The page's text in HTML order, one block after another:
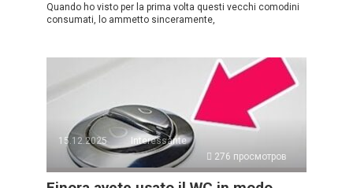
Quando ho visto per la prima volta questi vecchi comodini
consumati, lo ammetto sinceramente,
15.12.2025
Interessante
276 просмотров